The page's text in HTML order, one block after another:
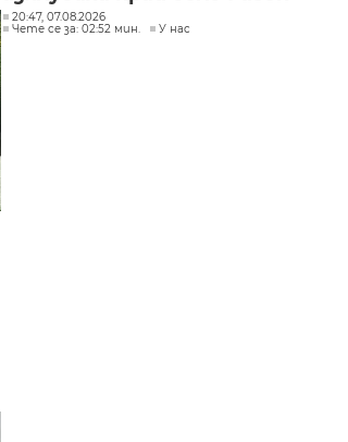
20:47, 07.08.2026
Чете се за: 02:52 мин.
У нас